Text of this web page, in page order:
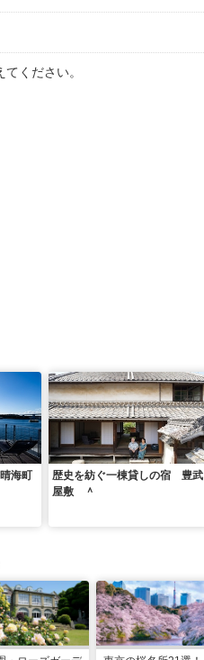
ください。
海町
歴史を紡ぐ一棟貸しの宿 豊武
屋敷 ＾